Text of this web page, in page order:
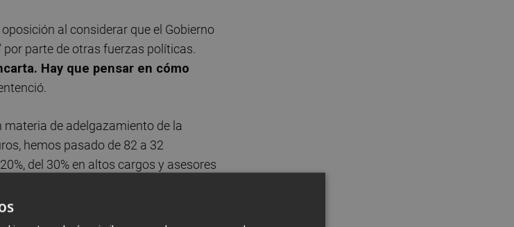
al considerar que el Gobierno
parte de otras fuerzas políticas.
Hay que pensar en cómo
de adelgazamiento de la
hemos pasado de 82 a 32
del 30% en altos cargos y asesores
con nuestro principal objetivo: